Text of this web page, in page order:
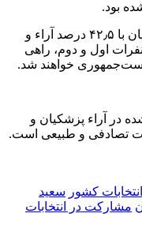
با توجه به آمار اعلام شده، مسعود پزشکیان با ۴۲٫۵ درصد آراء و
به عنوان نفرات اول و دوم، راهی
خواهند شد.
در آراء پزشکیان و
تصادفی و طبیعی است.
کشور سعید
مشارکت در انتخابات